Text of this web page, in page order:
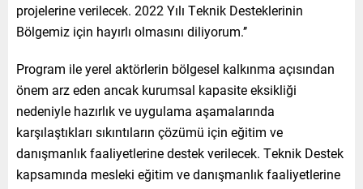
projelerine verilecek. 2022 Yılı Teknik Desteklerinin
Bölgemiz için hayırlı olmasını diliyorum.’’
Program ile yerel aktörlerin bölgesel kalkınma açısından
önem arz eden ancak kurumsal kapasite eksikliği
nedeniyle hazırlık ve uygulama aşamalarında
karşılaştıkları sıkıntıların çözümü için eğitim ve
danışmanlık faaliyetlerine destek verilecek. Teknik Destek
kapsamında mesleki eğitim ve danışmanlık faaliyetlerine